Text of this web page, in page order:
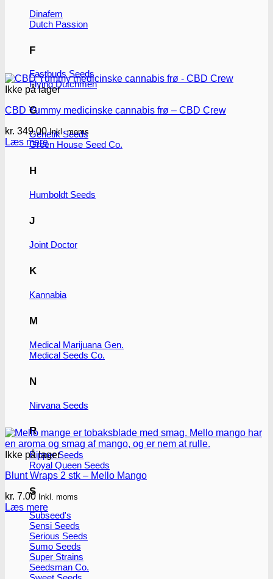
Dinafem
Dutch Passion
F
Fastbuds Seeds
Flying Dutchmen
G
Genetik Seeds
Green House Seed Co.
H
Humboldt Seeds
J
Joint Doctor
K
Kannabia
M
Medical Marijuana Gen.
Medical Seeds Co.
N
Nirvana Seeds
R
Ripper Seeds
Royal Queen Seeds
S
Subseed's
Sensi Seeds
Serious Seeds
Sumo Seeds
Super Strains
Seedsman Co.
Ikke på lager
CBD Yummy medicinske cannabis frø – CBD Crew
kr. 349.00 Inkl. moms
Læs mere
Ikke på lager
Blunt Wraps 2 stk – Mello Mango
kr. 7.00 Inkl. moms
Læs mere